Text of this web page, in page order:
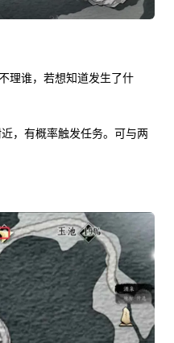
理谁，若想知道发生了什
，有概率触发任务。可与两